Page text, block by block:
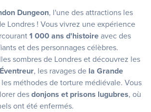
Dungeon, l'une des attractions les
Londres ! Vous vivrez une expérience
1 000 ans d'histoireavec des
et des personnages célèbres.
sombres de Londres et découvrez les
, les ravages de la Grande
méthodes de torture médiévale. Vous
desdonjons et prisons lugubres, où
ont été enfermés.